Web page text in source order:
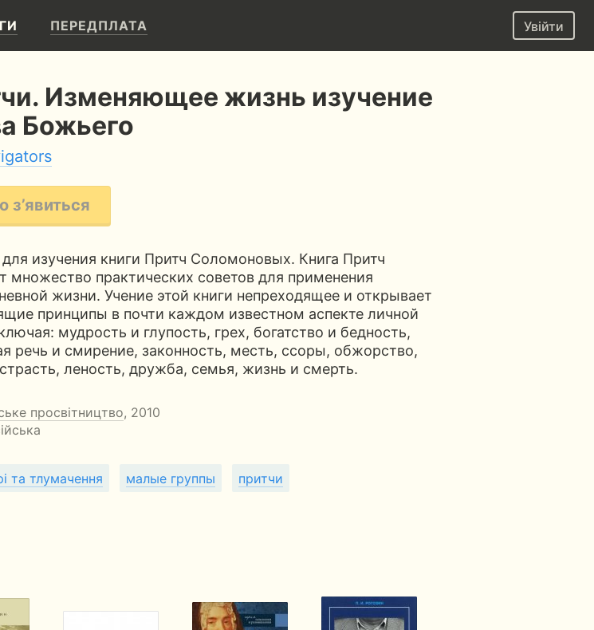
ПЕРЕДПЛАТА Увійти
Изменяющее жизнь изучение
Божьего
з’явиться
изучения книги Притч Соломоновых. Книга Притч
множество практических советов для применения
жизни. Учение этой книги непреходящее и открывает
принципы в почти каждом известном аспекте личной
мудрость и глупость, грех, богатство и бедность,
речь и смирение, законность, месть, ссоры, обжорство,
леность, дружба, семья, жизнь и смерть.
просвітництво, 2010
та тлумачення малые группы притчи